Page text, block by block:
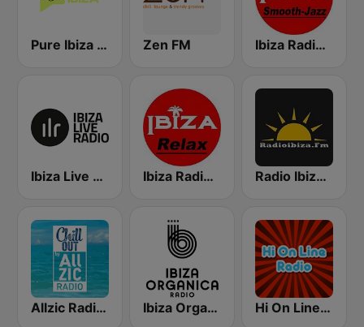
Pure Ibiza Radio Zen FM Ibiza Radios - Smooth Jazz
Ibiza Live Radio Ibiza Radios - Relax Radio Ibiza FM
Allzic Radio CHILL OUT Ibiza Organica Radio Hi On Line Lounge Radio